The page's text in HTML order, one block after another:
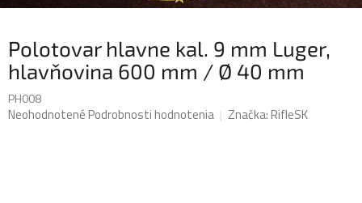
Polotovar hlavne kal. 9 mm Luger,
hlavňovina 600 mm / Ø 40 mm
PH008
Priemerné
NeohodnotenéPodrobnosti hodnotenia Značka:RifleSK